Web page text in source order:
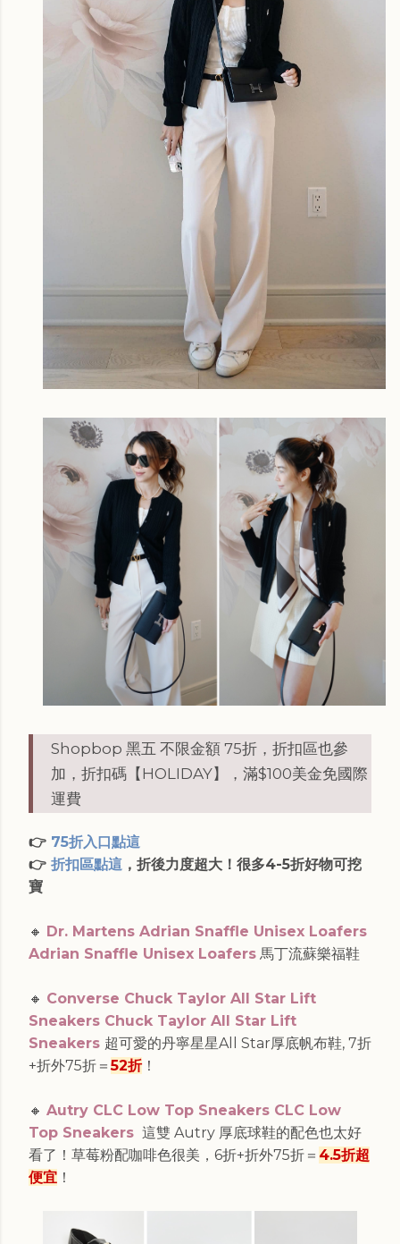
Shopbop 黑五 不限金額 75折，折扣區也參
加，折扣碼【HOLIDAY】，滿$100美金免國際
運費
👉 75折入口點這
👉 折扣區點這 ，折後力度超大！ 很多4-5折好物可挖
寶
🔸 Dr. Martens Adrian Snaffle Unisex Loafers
Adrian Snaffle Unisex Loafers 馬丁流蘇樂福鞋
🔸 Converse Chuck Taylor All Star Lift
Sneakers Chuck Taylor All Star Lift
Sneakers 超可愛的丹寧星星All Star厚底帆布鞋, 7折
+折外75折＝52折！
🔸 Autry CLC Low Top Sneakers CLC Low
Top Sneakers 這雙 Autry 厚底球鞋的配色也太好
看了！草莓粉配咖啡色很美，6折+折外75折＝ 4.5折超
便宜 ！